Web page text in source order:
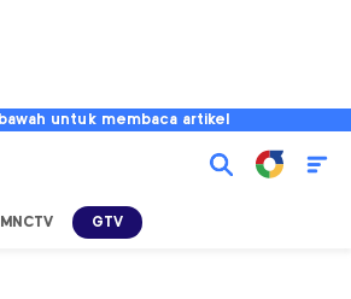
untuk membaca artikel
MNCTV GTV